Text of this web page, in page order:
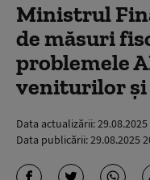
Ministrul
de măsuri
problemele
veniturilor
Data actualizării:
Data publicării:29.08.2025